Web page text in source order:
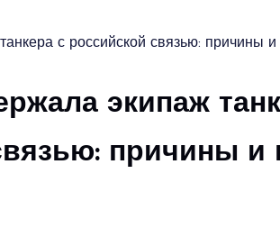
с российской связью: причины
экипаж
причины